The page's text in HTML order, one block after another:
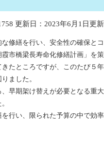
更新日：2023年6月1日更新
修繕を行い、安全性の確保とコ
市橋梁長寿命化修繕計画」を策
たところですが、このたび５年
ました。
早期架け替えが必要となる重大
行い、限られた予算の中で効率